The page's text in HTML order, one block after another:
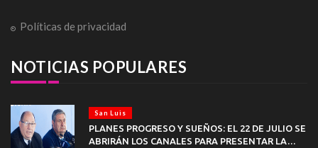
Políticas de privacidad
NOTICIAS POPULARES
San Luis
PLANES PROGRESO Y SUEÑOS: EL 22 DE JULIO SE
ABRIRÁN LOS CANALES PARA PRESENTAR LA